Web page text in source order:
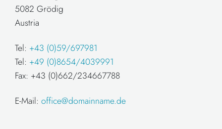
5082 Grödig
Austria
Tel: +43 (0)59/697981
Tel: +49 (0)8654/4039991
Fax: +43 (0)662/234667788
E-Mail: office@domainname.de